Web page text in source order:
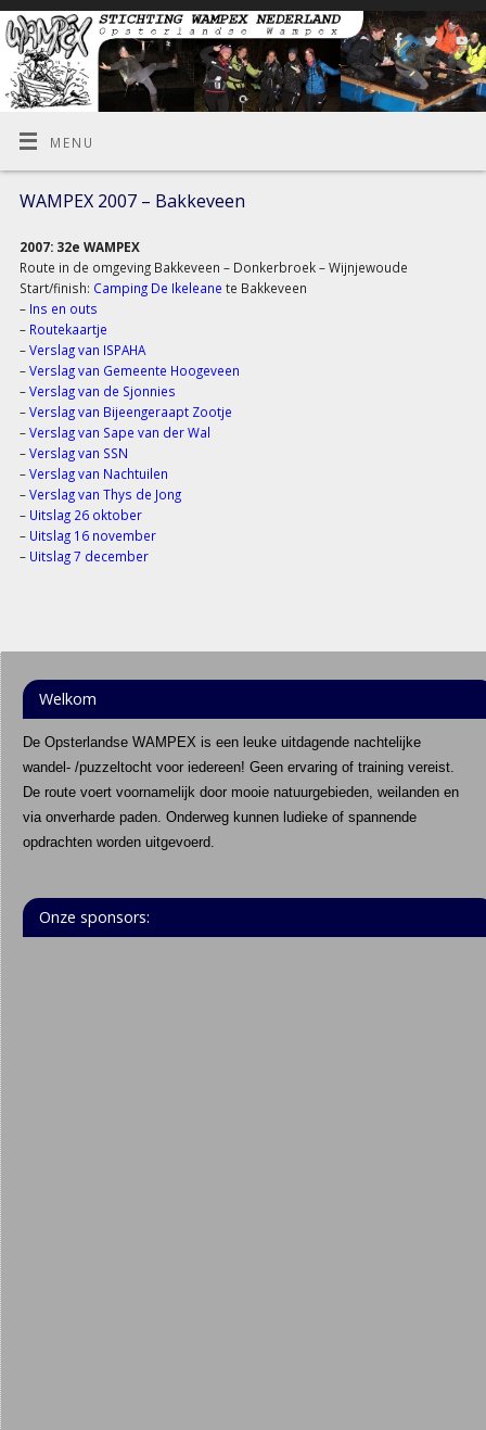
MENU
WAMPEX 2007 – Bakkeveen
2007: 32e WAMPEX
Route in de omgeving Bakkeveen – Donkerbroek – Wijnjewoude
Start/finish: Camping De Ikeleane te Bakkeveen
– Ins en outs
– Routekaartje
–Verslag van ISPAHA
–Verslag van Gemeente Hoogeveen
–Verslag van de Sjonnies
–Verslag van Bijeengeraapt Zootje
–Verslag van Sape van der Wal
–Verslag van SSN
–Verslag van Nachtuilen
–Verslag van Thys de Jong
– Uitslag 26 oktober
– Uitslag 16 november
– Uitslag 7 december
Welkom
De Opsterlandse WAMPEX is een leuke uitdagende nachtelijke
wandel- /puzzeltocht voor iedereen! Geen ervaring of training vereist.
De route voert voornamelijk door mooie natuurgebieden, weilanden en
via onverharde paden. Onderweg kunnen ludieke of spannende
opdrachten worden uitgevoerd.
Onze sponsors: